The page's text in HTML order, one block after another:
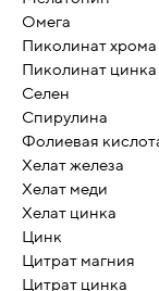
Омега
Пиколинат хрома
Пиколинат цинка
Селен
Спирулина
Фолиевая
Хелат железа
Хелат меди
Хелат цинка
Цинк
Цитрат магния
Цитрат цинка